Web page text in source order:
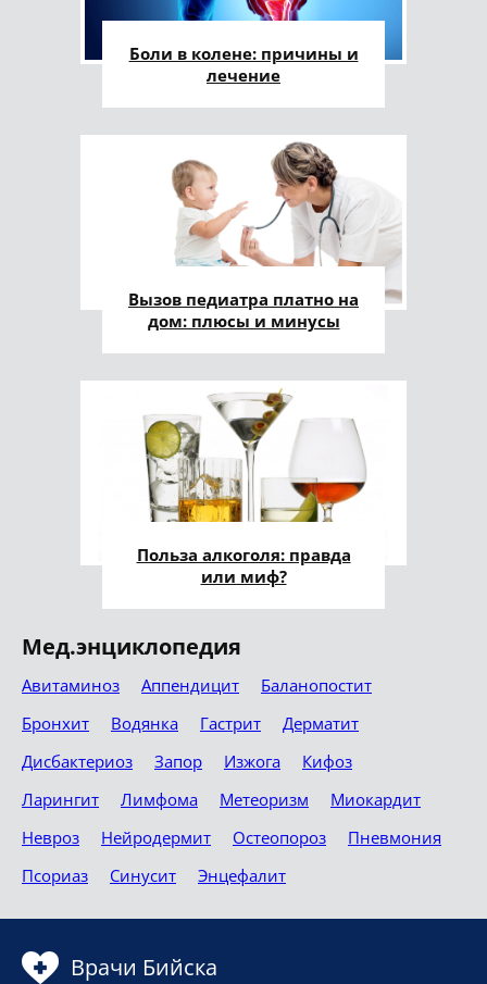
Боли в колене: причины и
лечение
Вызов педиатра платно на
дом: плюсы и минусы
Польза алкоголя: правда
или миф?
Мед.энциклопедия
Авитаминоз Аппендицит
Баланопостит
Бронхит
Водянка Гастрит
Дерматит
Дисбактериоз
Запор Изжога
Кифоз
Ларингит
Лимфома Метеоризм
Миокардит
Невроз
Нейродермит Остеопороз
Пневмония
Псориаз
Синусит Энцефалит
Врачи Бийска